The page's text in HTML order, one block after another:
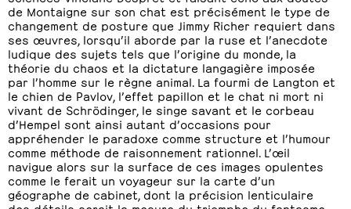
de Montaigne sur son chat est précisément le type de
changement de posture que Jimmy Richer requiert dans
ses œuvres, lorsqu’il aborde par la ruse et l’anecdote
ludique des sujets tels que l’origine du monde, la
théorie du chaos et la dictature langagière imposée
par l’homme sur le règne animal. La fourmi de Langton et
le chien de Pavlov, l’effet papillon et le chat ni mort ni
vivant de Schrödinger, le singe savant et le corbeau
d’Hempel sont ainsi autant d’occasions pour
appréhender le paradoxe comme structure et l’humour
comme méthode de raisonnement rationnel. L’œil
navigue alors sur la surface de ces images opulentes
comme le ferait un voyageur sur la carte d’un
géographe de cabinet, dont la précision lenticulaire